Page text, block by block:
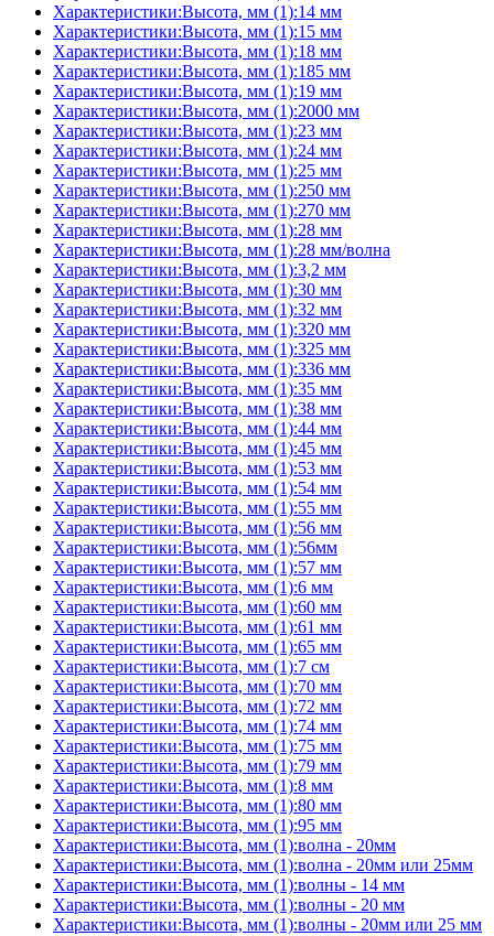
Характеристики:Высота, мм (1):14 мм
Характеристики:Высота, мм (1):15 мм
Характеристики:Высота, мм (1):18 мм
Характеристики:Высота, мм (1):185 мм
Характеристики:Высота, мм (1):19 мм
Характеристики:Высота, мм (1):2000 мм
Характеристики:Высота, мм (1):23 мм
Характеристики:Высота, мм (1):24 мм
Характеристики:Высота, мм (1):25 мм
Характеристики:Высота, мм (1):250 мм
Характеристики:Высота, мм (1):270 мм
Характеристики:Высота, мм (1):28 мм
Характеристики:Высота, мм (1):28 мм/волна
Характеристики:Высота, мм (1):3,2 мм
Характеристики:Высота, мм (1):30 мм
Характеристики:Высота, мм (1):32 мм
Характеристики:Высота, мм (1):320 мм
Характеристики:Высота, мм (1):325 мм
Характеристики:Высота, мм (1):336 мм
Характеристики:Высота, мм (1):35 мм
Характеристики:Высота, мм (1):38 мм
Характеристики:Высота, мм (1):44 мм
Характеристики:Высота, мм (1):45 мм
Характеристики:Высота, мм (1):53 мм
Характеристики:Высота, мм (1):54 мм
Характеристики:Высота, мм (1):55 мм
Характеристики:Высота, мм (1):56 мм
Характеристики:Высота, мм (1):56мм
Характеристики:Высота, мм (1):57 мм
Характеристики:Высота, мм (1):6 мм
Характеристики:Высота, мм (1):60 мм
Характеристики:Высота, мм (1):61 мм
Характеристики:Высота, мм (1):65 мм
Характеристики:Высота, мм (1):7 см
Характеристики:Высота, мм (1):70 мм
Характеристики:Высота, мм (1):72 мм
Характеристики:Высота, мм (1):74 мм
Характеристики:Высота, мм (1):75 мм
Характеристики:Высота, мм (1):79 мм
Характеристики:Высота, мм (1):8 мм
Характеристики:Высота, мм (1):80 мм
Характеристики:Высота, мм (1):95 мм
Характеристики:Высота, мм (1):волна - 20мм
Характеристики:Высота, мм (1):волна - 20мм или 25мм
Характеристики:Высота, мм (1):волны - 14 мм
Характеристики:Высота, мм (1):волны - 20 мм
Характеристики:Высота, мм (1):волны - 20мм или 25 мм